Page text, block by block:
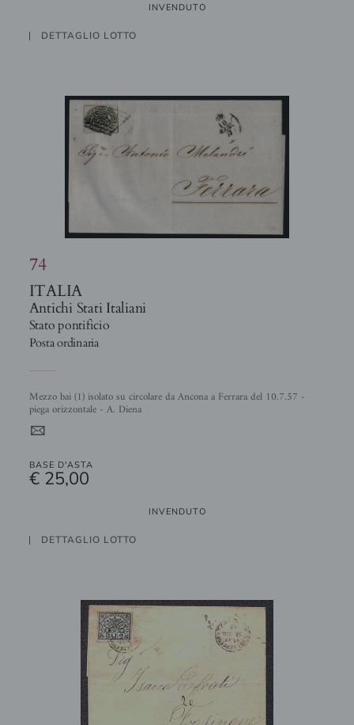
INVENDUTO
DETTAGLIO LOTTO
74
ITALIA
Antichi Stati Italiani
Stato pontificio
Posta ordinaria
Mezzo bai (1) isolato su circolare da Ancona a Ferrara del 10.7.57 -
piega orizzontale - A. Diena
4
BASE D'ASTA
€ 25,00
INVENDUTO
DETTAGLIO LOTTO